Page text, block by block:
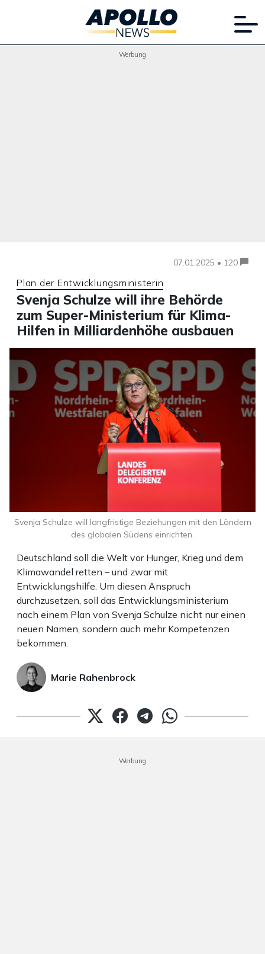
Werbung
07.01.2025 • 120
Plan der Entwicklungsministerin
Svenja Schulze will ihre Behörde
zum Super-Ministerium für Klima-
Hilfen in Milliardenhöhe ausbauen
Deutschland soll die Welt vor Hunger, Krieg und dem
Klimawandel retten – und zwar mit
Entwicklungshilfe. Um diesen Anspruch
durchzusetzen, soll das Entwicklungsministerium
nach einem Plan von Svenja Schulze nicht nur einen
neuen Namen, sondern auch mehr Kompetenzen
bekommen.
Marie Rahenbrock
Svenja Schulze will langfristige Beziehungen mit den Ländern
des globalen Südens einrichten.
Werbung